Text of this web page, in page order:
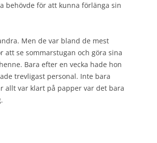
behövde för att kunna förlänga sin
Men de var bland de mest
att se sommarstugan och göra sina
Bara efter en vecka hade hon
trevligast personal. Inte bara
allt var klart på papper var det bara